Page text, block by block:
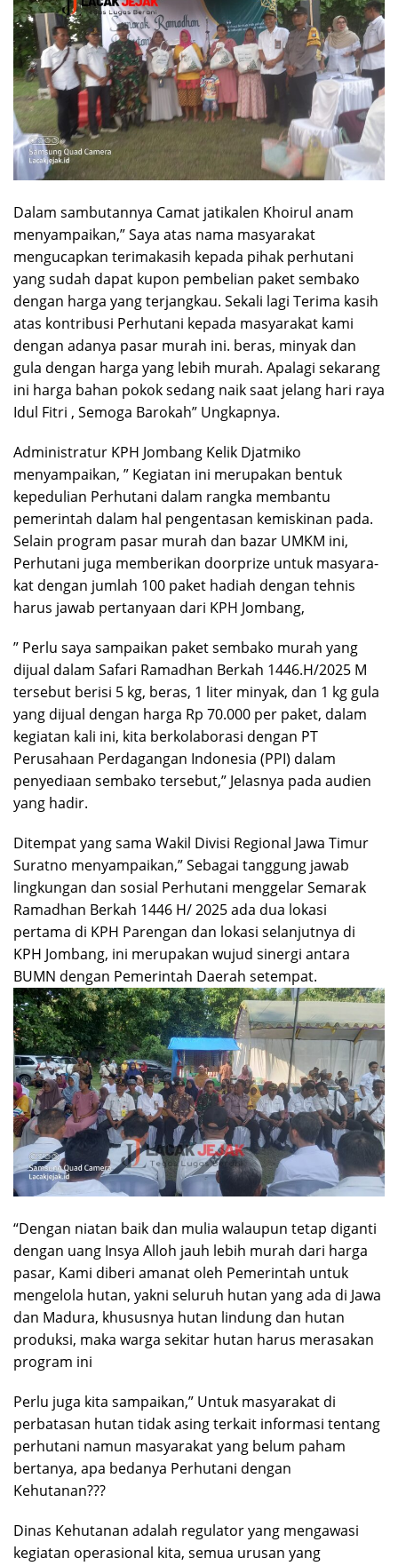
Dalam sambutannya Camat jatikalen Khoirul anam
menyampaikan,” Saya atas nama masyarakat
mengucapkan terimakasih kepada pihak perhutani
yang sudah dapat kupon pembelian paket sembako
dengan harga yang terjangkau. Sekali lagi Terima kasih
atas kontribusi Perhutani kepada masyarakat kami
dengan adanya pasar murah ini. beras, minyak dan
gula dengan harga yang lebih murah. Apalagi sekarang
ini harga bahan pokok sedang naik saat jelang hari raya
Idul Fitri , Semoga Barokah” Ungkapnya.
Administratur KPH Jombang Kelik Djatmiko
menyampaikan, ” Kegiatan ini merupakan bentuk
kepedulian Perhutani dalam rangka membantu
pemerintah dalam hal pengentasan kemiskinan pada.
Selain program pasar murah dan bazar UMKM ini,
Perhutani juga memberikan doorprize untuk masyara­
kat dengan jumlah 100 paket hadiah dengan tehnis
harus jawab pertanyaan dari KPH Jombang,
” Perlu saya sampaikan paket sembako murah yang
dijual dalam Safari Ramadhan Berkah 1446.H/2025 M
tersebut berisi 5 kg, beras, 1 liter minyak, dan 1 kg gula
yang dijual dengan harga Rp 70.000 per paket, dalam
kegiatan kali ini, kita berkolaborasi dengan PT
Perusahaan Perdagangan Indonesia (PPI) dalam
penyediaan sembako tersebut,” Jelasnya pada audien
yang hadir.
Ditempat yang sama Wakil Divisi Regional Jawa Timur
Suratno menyampaikan,” Sebagai tanggung jawab
lingkungan dan sosial Perhutani menggelar Semarak
Ramadhan Berkah 1446 H/ 2025 ada dua lokasi
pertama di KPH Parengan dan lokasi selanjutnya di
KPH Jombang, ini merupakan wujud sinergi antara
BUMN dengan Pemerintah Daerah setempat.
“Dengan niatan baik dan mulia walaupun tetap diganti
dengan uang Insya Alloh jauh lebih murah dari harga
pasar, Kami diberi amanat oleh Pemerintah untuk
mengelola hutan, yakni seluruh hutan yang ada di Jawa
dan Madura, khususnya hutan lindung dan hutan
produksi, maka warga sekitar hutan harus merasakan
program ini
Perlu juga kita sampaikan,” Untuk masyarakat di
perbatasan hutan tidak asing terkait informasi tentang
perhutani namun masyarakat yang belum paham
bertanya, apa bedanya Perhutani dengan
Kehutanan???
Dinas Kehutanan adalah regulator yang mengawasi
kegiatan operasional kita, semua urusan yang